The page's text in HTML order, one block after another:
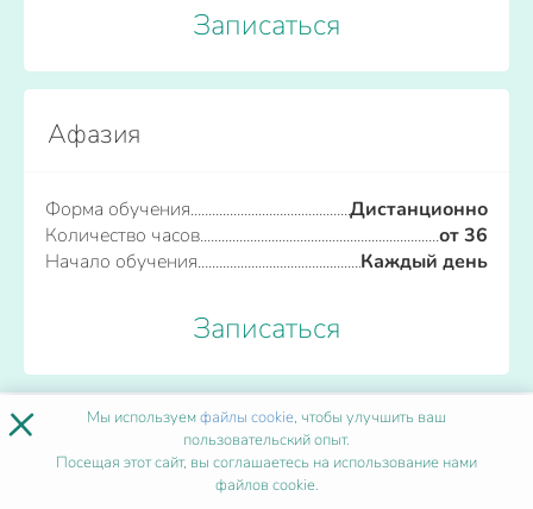
Записаться
Афазия
Форма обучения
Дистанционно
Количество часов
от 36
Начало обучения
Каждый день
Записаться
ПОПУЛЯРНЫЕ ПРОГРАММЫ
× Мы используемфайлы cookie, чтобы улучшить ваш
пользовательский опыт.
Посещая этот сайт, вы соглашаетесь на использование нами
файлов cookie.